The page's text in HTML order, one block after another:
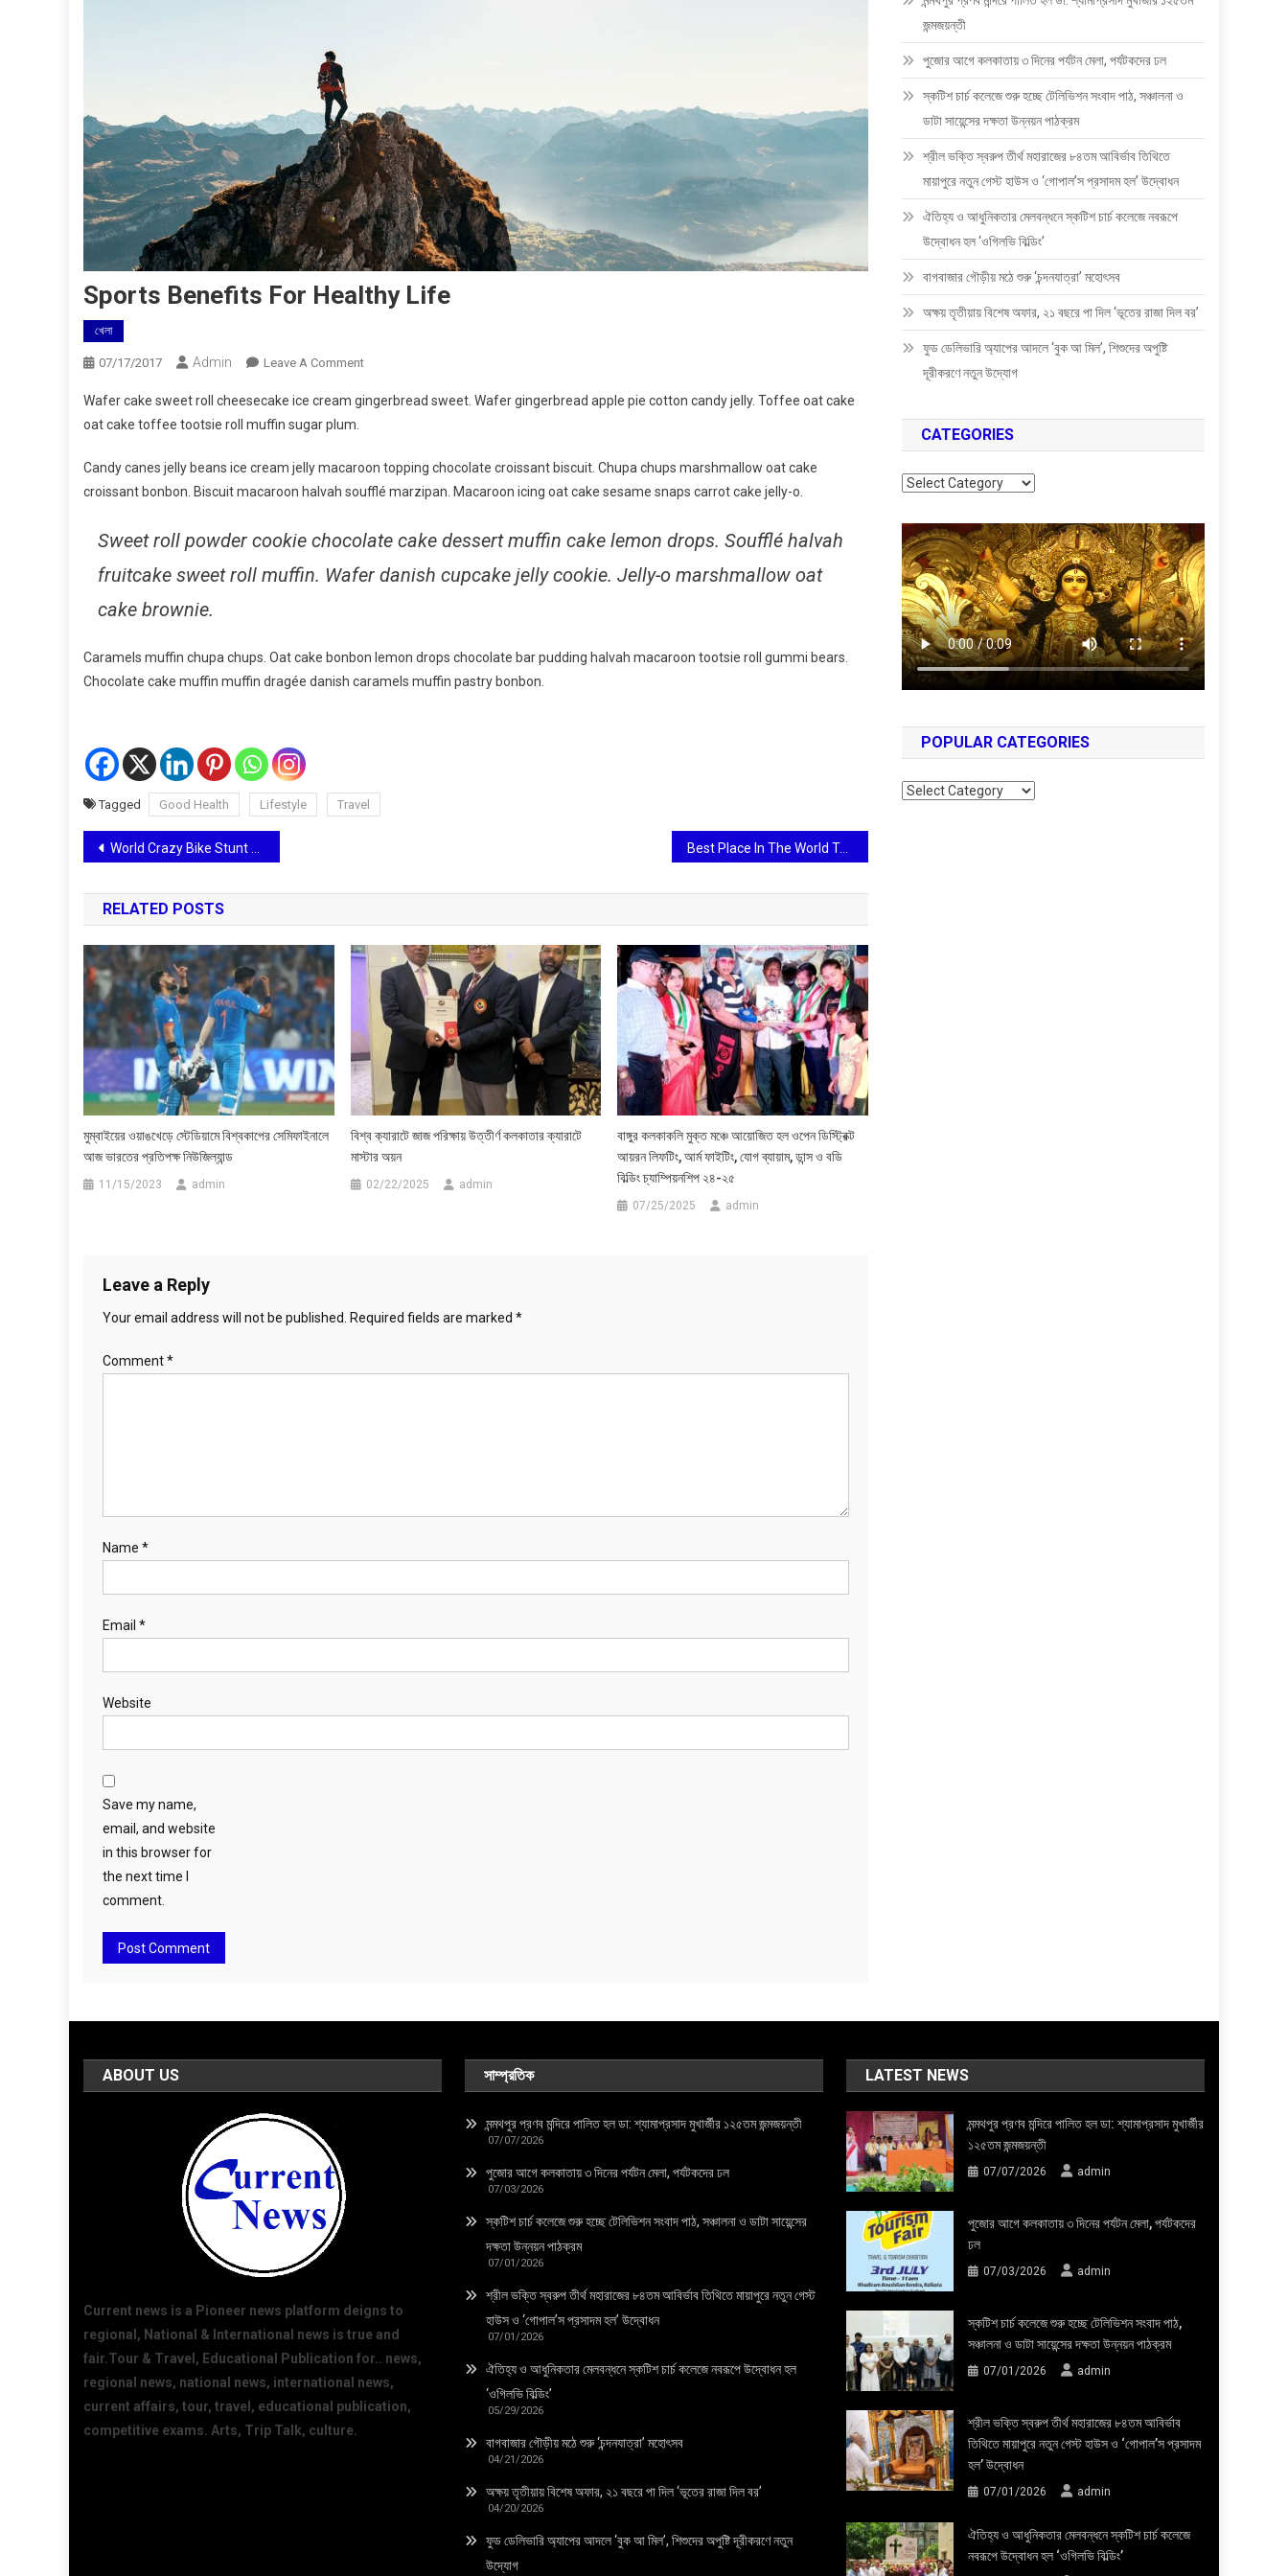
Sports Benefits For Healthy Life
খেলা
07/17/2017 Admin Leave A CommentOn
Benefits
Life
Wafer cake sweet roll cheesecake ice cream gingerbread sweet. Wafer gingerbread apple pie cotton candy jelly. Toffee oat cake
oat cake toffee tootsie roll muffin sugar plum.
Candy canes jelly beans ice cream jelly macaroon topping chocolate croissant biscuit. Chupa chups marshmallow oat cake
croissant bonbon. Biscuit macaroon halvah soufflé marzipan. Macaroon icing oat cake sesame snaps carrot cake jelly-o.
Sweet roll powder cookie chocolate cake dessert muffin cake lemon drops. Soufflé halvah
fruitcake sweet roll muffin. Wafer danish cupcake jelly cookie. Jelly-o marshmallow oat
cake brownie.
Caramels muffin chupa chups. Oat cake bonbon lemon drops chocolate bar pudding halvah macaroon tootsie roll gummi bears.
Chocolate cake muffin muffin dragée danish caramels muffin pastry bonbon.
Tagged Good Health Lifestyle Travel
Post
navigation
World Crazy Bike Stunt Done By Bike Riders In 2017 Best Place In The World To Chilling With Friends
RELATED POSTS
মুম্বাইয়ের ওয়াঙখেড়ে স্টেডিয়ামে বিশ্বকাপের সেমিফাইনালে
আজ ভারতের প্রতিপক্ষ নিউজিল্যান্ড
11/15/2023 admin
বিশ্ব ক্যারাটে জাজ পরিক্ষায় উত্তীর্ণ কলকাতার ক্যারাটে
মাস্টার অয়ন
02/22/2025 admin
বাঙ্গুর কলকাকলি মুক্ত মঞ্চে আয়োজিত হল ওপেন ডিস্ট্রিক্ট
আয়রন লিফটিং, আর্ম ফাইটিং, যোগ ব্যায়াম, ডান্স ও বডি
বিল্ডিং চ্যাম্পিয়নশিপ ২৪-২৫
07/25/2025 admin
Leave a Reply
Your email address will not be published. Required fields are marked *
Comment*
Name *
Email *
Website
Save my name,
email, and website
in this browser for
the next time I
comment.
জন্মজয়ন্তী
পুজোর আগে কলকাতায় ৩ দিনের পর্যটন মেলা, পর্যটকদের ঢল
স্কটিশ চার্চ কলেজে শুরু হচ্ছে টেলিভিশন সংবাদ পাঠ, সঞ্চালনা ও
ডাটা সায়েন্সের দক্ষতা উন্নয়ন পাঠক্রম
শ্রীল ভক্তি স্বরুপ তীর্থ মহারাজের ৮৪তম আবির্ভাব তিথিতে
মায়াপুরে নতুন গেস্ট হাউস ও ‘গোপাল’স প্রসাদম হল’ উদ্বোধন
ঐতিহ্য ও আধুনিকতার মেলবন্ধনে স্কটিশ চার্চ কলেজে নবরূপে
উদ্বোধন হল ‘ওগিলভি বিল্ডিং’
বাগবাজার গৌড়ীয় মঠে শুরু ‘চন্দনযাত্রা’ মহোৎসব
অক্ষয় তৃতীয়ায় বিশেষ অফার, ২১ বছরে পা দিল ‘ভূতের রাজা দিল বর’
ফুড ডেলিভারি অ্যাপের আদলে ‘বুক আ মিল’, শিশুদের অপুষ্টি
দূরীকরণে নতুন উদ্যোগ
CATEGORIES
Categories
POPULAR CATEGORIES
Popular
ABOUT US
Current news is a Pioneer news platform deigns to
regional, National & International news is true and
fair.Tour & Travel, Educational Publication for.. news,
regional news, national news, international news,
current affairs, tour, travel, educational publication,
competitive exams. Arts, Trip Talk, culture.
সাম্প্রতিক
মন্মথপুর প্রণব মন্দিরে পালিত হল ডা: শ্যামাপ্রসাদ মুখার্জীর ১২৫তম জন্মজয়ন্তী
07/07/2026
পুজোর আগে কলকাতায় ৩ দিনের পর্যটন মেলা, পর্যটকদের ঢল
07/03/2026
স্কটিশ চার্চ কলেজে শুরু হচ্ছে টেলিভিশন সংবাদ পাঠ, সঞ্চালনা ও ডাটা সায়েন্সের
দক্ষতা উন্নয়ন পাঠক্রম
07/01/2026
শ্রীল ভক্তি স্বরুপ তীর্থ মহারাজের ৮৪তম আবির্ভাব তিথিতে মায়াপুরে নতুন গেস্ট
হাউস ও ‘গোপাল’স প্রসাদম হল’ উদ্বোধন
07/01/2026
ঐতিহ্য ও আধুনিকতার মেলবন্ধনে স্কটিশ চার্চ কলেজে নবরূপে উদ্বোধন হল
‘ওগিলভি বিল্ডিং’
05/29/2026
বাগবাজার গৌড়ীয় মঠে শুরু ‘চন্দনযাত্রা’ মহোৎসব
04/21/2026
অক্ষয় তৃতীয়ায় বিশেষ অফার, ২১ বছরে পা দিল ‘ভূতের রাজা দিল বর’
04/20/2026
ফুড ডেলিভারি অ্যাপের আদলে ‘বুক আ মিল’, শিশুদের অপুষ্টি দূরীকরণে নতুন
উদ্যোগ
LATEST NEWS
মন্মথপুর প্রণব মন্দিরে পালিত হল ডা: শ্যামাপ্রসাদ মুখার্জীর
১২৫তম জন্মজয়ন্তী
07/07/2026 admin
পুজোর আগে কলকাতায় ৩ দিনের পর্যটন মেলা, পর্যটকদের
ঢল
07/03/2026 admin
স্কটিশ চার্চ কলেজে শুরু হচ্ছে টেলিভিশন সংবাদ পাঠ,
সঞ্চালনা ও ডাটা সায়েন্সের দক্ষতা উন্নয়ন পাঠক্রম
07/01/2026 admin
শ্রীল ভক্তি স্বরুপ তীর্থ মহারাজের ৮৪তম আবির্ভাব
তিথিতে মায়াপুরে নতুন গেস্ট হাউস ও ‘গোপাল’স প্রসাদম
হল’ উদ্বোধন
07/01/2026 admin
ঐতিহ্য ও আধুনিকতার মেলবন্ধনে স্কটিশ চার্চ কলেজে
নবরূপে উদ্বোধন হল ‘ওগিলভি বিল্ডিং’